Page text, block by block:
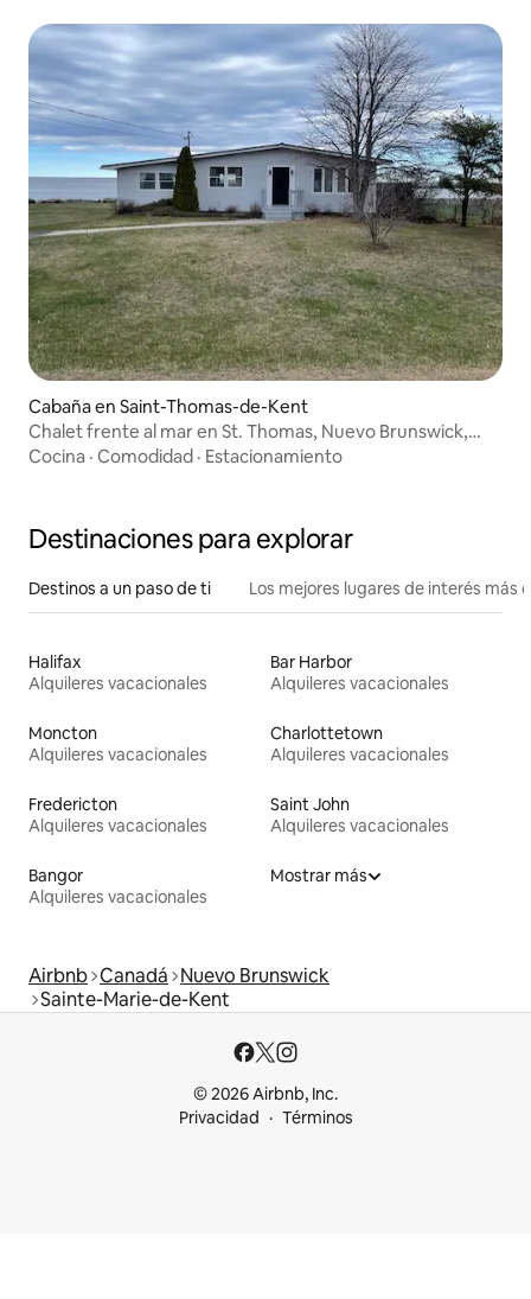
Cabaña en Saint-Thomas-de-Kent
Chalet frente al mar en St. Thomas, Nuevo Brunswick,
Canadá
Cocina · Comodidad · Estacionamiento
Destinaciones para explorar
Destinos a un paso de ti Los mejores lugares de interés más
Halifax
Alquileres vacacionales
Bar Harbor
Alquileres vacacionales
Moncton
Alquileres vacacionales
Charlottetown
Alquileres vacacionales
Fredericton
Alquileres vacacionales
Saint John
Alquileres vacacionales
Bangor
Alquileres vacacionales
Mostrar más
Airbnb Canadá Nuevo Brunswick
Sainte-Marie-de-Kent
© 2026 Airbnb, Inc.
Privacidad
Términos